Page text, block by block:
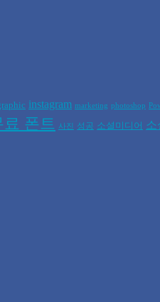
instagram marketing photoshop
료 폰트 사진 성공 소셜미디어